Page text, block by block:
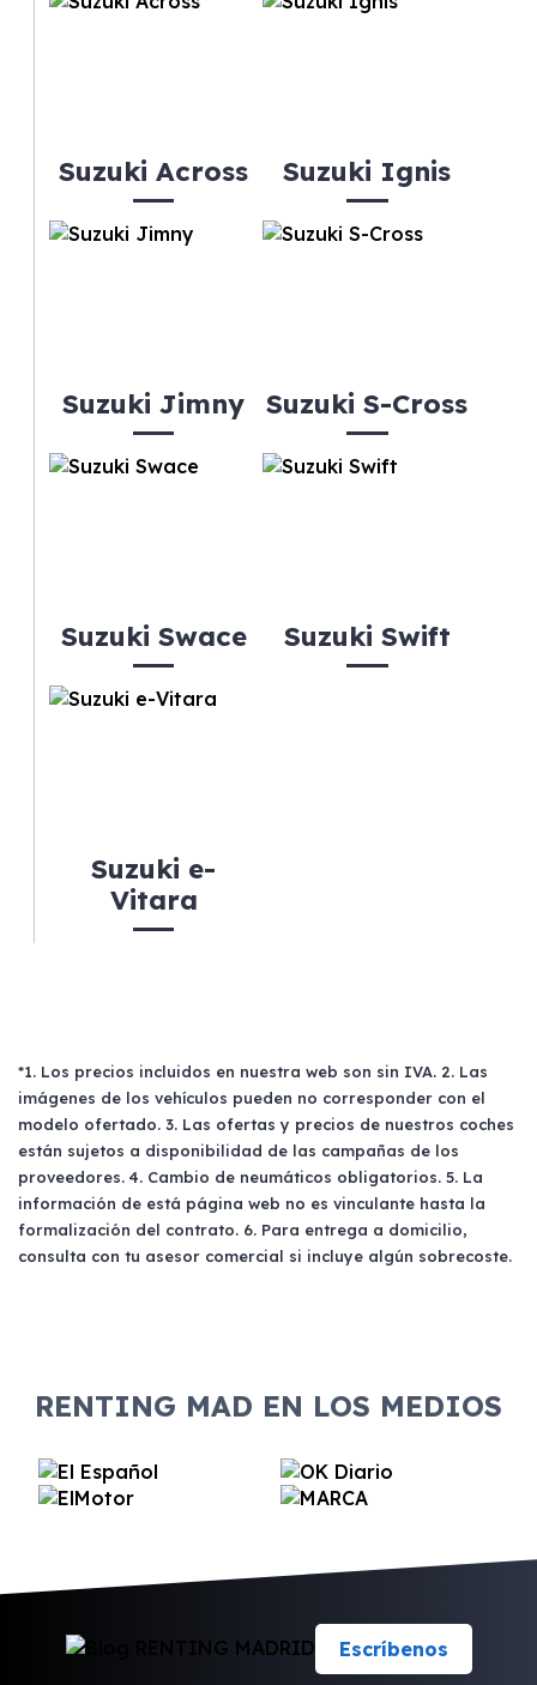
Suzuki Across Suzuki Ignis
Suzuki Jimny Suzuki S-Cross
Suzuki Swace Suzuki Swift
Suzuki e-
Vitara
*1. Los precios incluidos en nuestra web son sin IVA. 2. Las
imágenes de los vehículos pueden no corresponder con el
modelo ofertado. 3. Las ofertas y precios de nuestros coches
están sujetos a disponibilidad de las campañas de los
proveedores. 4. Cambio de neumáticos obligatorios. 5. La
información de está página web no es vinculante hasta la
formalización del contrato. 6. Para entrega a domicilio,
consulta con tu asesor comercial si incluye algún sobrecoste.
RENTING MAD EN LOS MEDIOS
Escríbenos